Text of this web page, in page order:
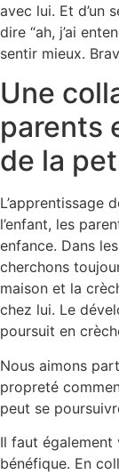
avec lui. Et d’un
dire “ah, j’ai
sentir mieux.
Une
parents
de la
L’apprentissage
l’enfant, les
enfance. Dans
cherchons
maison et la
chez lui. Le
poursuit en
Nous aimons
propreté
peut se
Il faut également
bénéfique. En